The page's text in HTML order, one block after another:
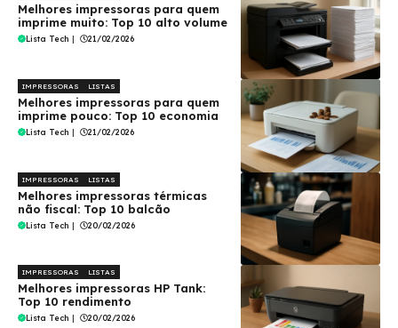
Melhores impressoras para quem
imprime muito: Top 10 alto volume
Lista Tech | 21/02/2026
IMPRESSORAS LISTAS
Melhores impressoras para quem
imprime pouco: Top 10 economia
Lista Tech | 21/02/2026
IMPRESSORAS LISTAS
Melhores impressoras térmicas
não fiscal: Top 10 balcão
Lista Tech | 20/02/2026
IMPRESSORAS LISTAS
Melhores impressoras HP Tank:
Top 10 rendimento
Lista Tech | 20/02/2026